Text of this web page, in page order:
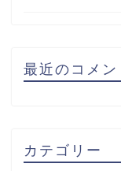
最近のコメン
カテゴリー